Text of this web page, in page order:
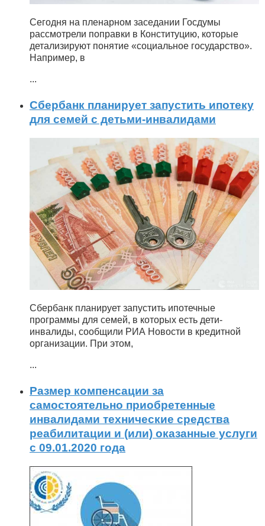
Сегодня на пленарном заседании Госдумы
рассмотрели поправки в Конституцию, которые
детализируют понятие «социальное государство».
Например, в
...
Сбербанк планирует запустить ипотеку
для семей с детьми-инвалидами
Сбербанк планирует запустить ипотечные
программы для семей, в которых есть дети-
инвалиды, сообщили РИА Новости в кредитной
организации. При этом,
...
Размер компенсации за
самостоятельно приобретенные
инвалидами технические средства
реабилитации и (или) оказанные услуги
с 09.01.2020 года